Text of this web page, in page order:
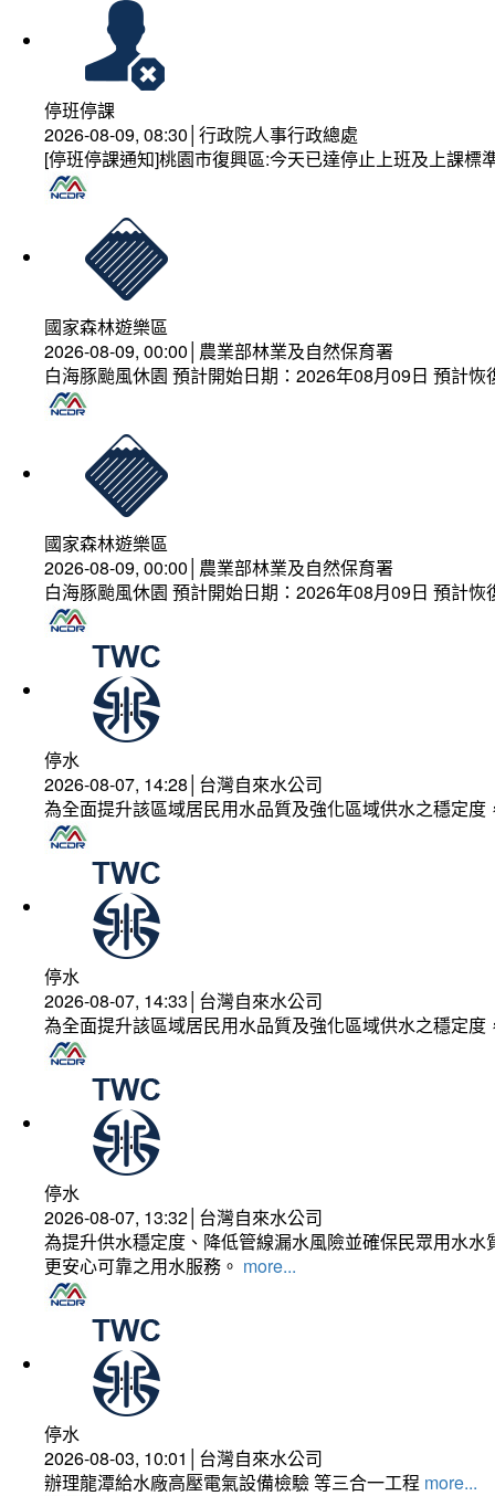
停班停課
2026-08-09, 08:30│行政院人事行政總處
[停班停課通知]桃園市復興區:今天已達停止上班及上課
國家森林遊樂區
2026-08-09, 00:00│農業部林業及自然保育署
白海豚颱風休園 預計開始日期：2026年08月09日 預計
國家森林遊樂區
2026-08-09, 00:00│農業部林業及自然保育署
白海豚颱風休園 預計開始日期：2026年08月09日 預計
停水
2026-08-07, 14:28│台灣自來水公司
為全面提升該區域居民用水品質及強化區域供水之穩定
停水
2026-08-07, 14:33│台灣自來水公司
為全面提升該區域居民用水品質及強化區域供水之穩定
停水
2026-08-07, 13:32│台灣自來水公司
為提升供水穩定度、降低管線漏水風險並確保民眾用水
更安心可靠之用水服務。 more...
停水
2026-08-03, 10:01│台灣自來水公司
辦理龍潭給水廠高壓電氣設備檢驗 等三合一工程 more...